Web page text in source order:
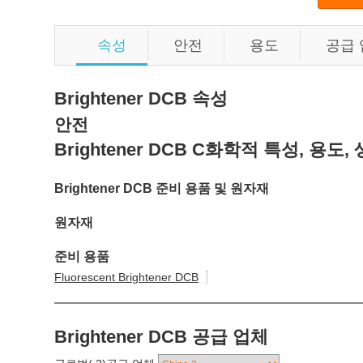
속성 안전 용도 공급
Brightener DCB 속성
안전
Brightener DCB C화학적 특성, 용도,
Brightener DCB 준비 용품 및 원자재
원자재
준비 용품
Fluorescent Brightener DCB
Brightener DCB 공급 업체